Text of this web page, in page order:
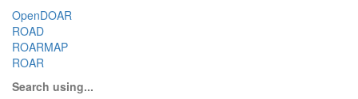
OpenDOAR
ROAD
ROARMAP
ROAR
Search using...